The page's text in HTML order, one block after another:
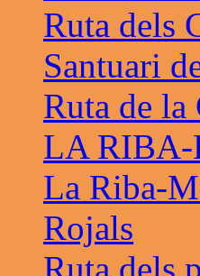
Ruta dels
Santuari
Ruta de la
LA
La Riba-
Rojals
Ruta dels